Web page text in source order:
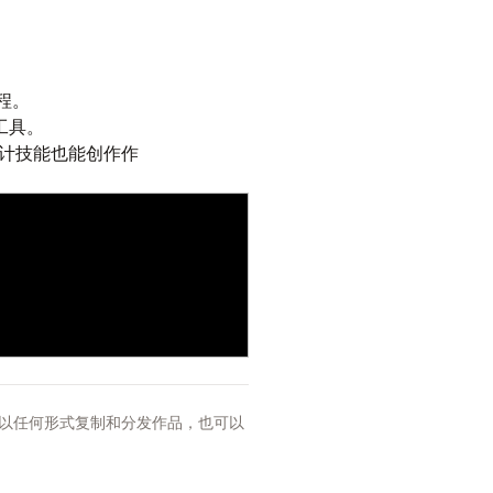
。
技能也能创作作
任何形式复制和分发作品，也可以